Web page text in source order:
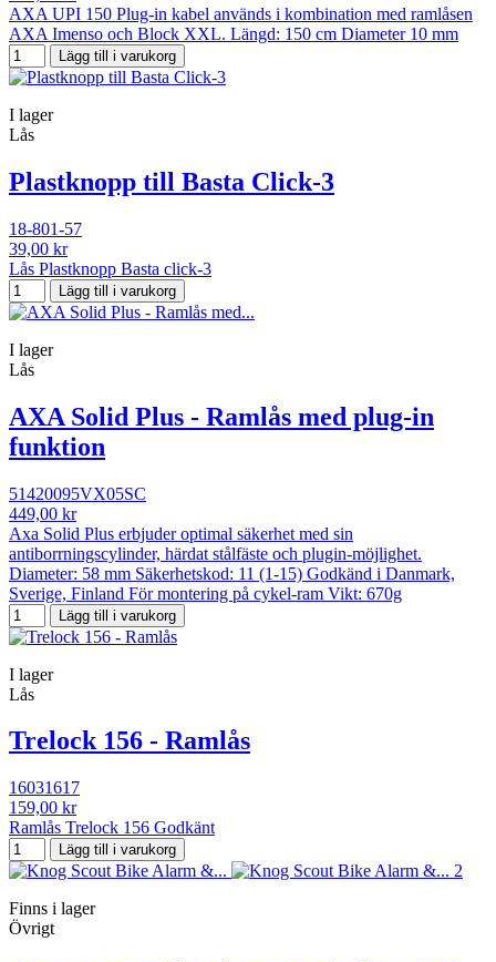
AXA UPI 150 Plug-in kabel används i kombination med ramlåsen
AXA Imenso och Block XXL. Längd: 150 cm Diameter 10 mm
Lägg till i varukorg
I lager
Lås
Plastknopp till Basta Click-3
18-801-57
39,00 kr
Lås Plastknopp Basta click-3
Lägg till i varukorg
I lager
Lås
AXA Solid Plus - Ramlås med plug-in
funktion
51420095VX05SC
449,00 kr
Axa Solid Plus erbjuder optimal säkerhet med sin
antiborrningscylinder, härdat stålfäste och plugin-möjlighet.
Diameter: 58 mm Säkerhetskod: 11 (1-15) Godkänd i Danmark,
Sverige, Finland För montering på cykel-ram Vikt: 670g
Lägg till i varukorg
I lager
Lås
Trelock 156 - Ramlås
16031617
159,00 kr
Ramlås Trelock 156 Godkänt
Lägg till i varukorg
Finns i lager
Övrigt